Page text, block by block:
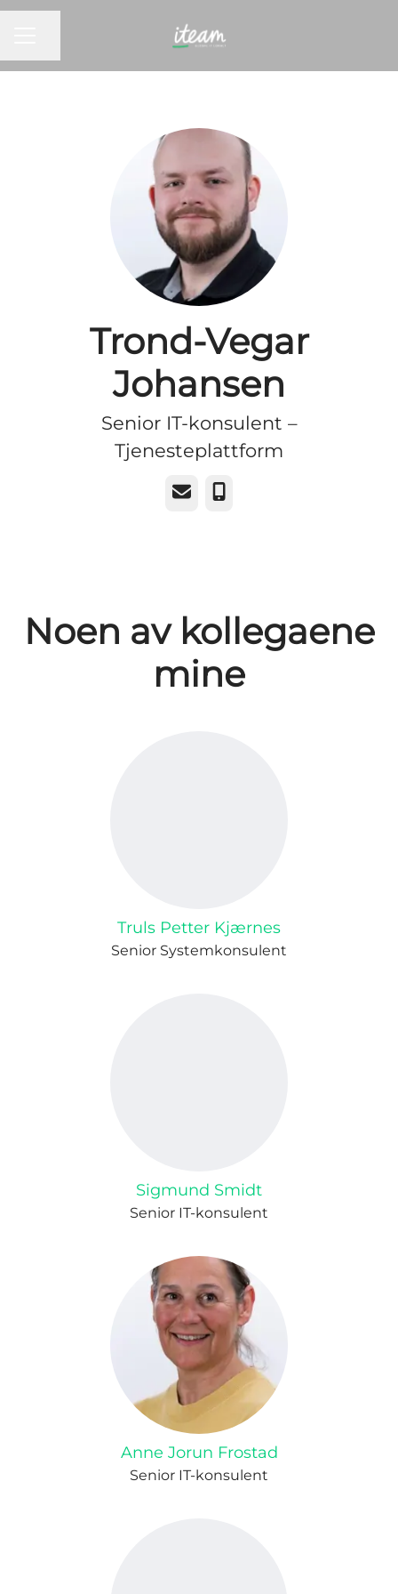
Trond-Vegar
Johansen
Senior IT-konsulent –
Tjenesteplattform
E-postTelefonnummer
Noen av kollegaene
mine
Truls Petter Kjærnes
Senior Systemkonsulent
Sigmund Smidt
Senior IT-konsulent
Anne Jorun Frostad
Senior IT-konsulent